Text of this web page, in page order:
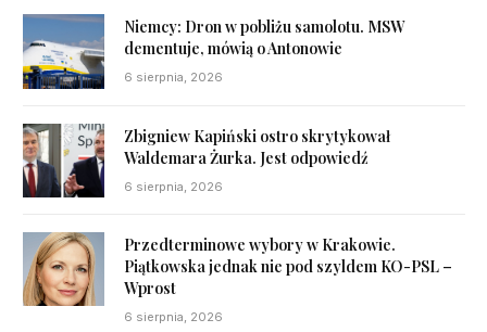
Niemcy: Dron w pobliżu samolotu. MSW
dementuje, mówią o Antonowie
6 sierpnia, 2026
Zbigniew Kapiński ostro skrytykował
Waldemara Żurka. Jest odpowiedź
6 sierpnia, 2026
Przedterminowe wybory w Krakowie.
Piątkowska jednak nie pod szyldem KO-PSL –
Wprost
6 sierpnia, 2026